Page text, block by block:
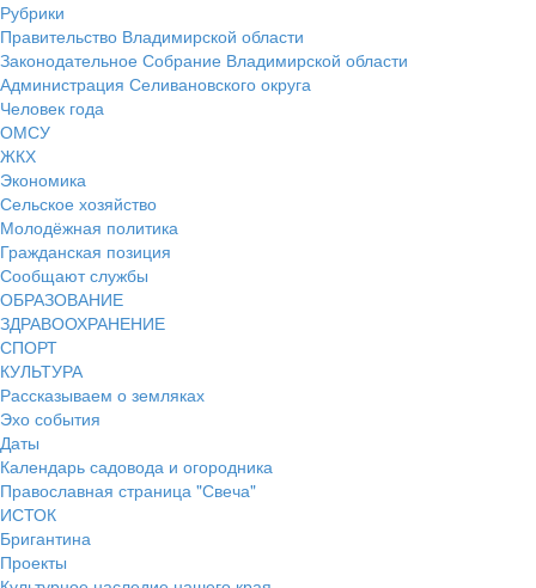
Рубрики
Правительство Владимирской области
Законодательное Собрание Владимирской области
Администрация Селивановского округа
Человек года
ОМСУ
ЖКХ
Экономика
Сельское хозяйство
Молодёжная политика
Гражданская позиция
Сообщают службы
ОБРАЗОВАНИЕ
ЗДРАВООХРАНЕНИЕ
СПОРТ
КУЛЬТУРА
Рассказываем о земляках
Эхо события
Даты
Календарь садовода и огородника
Православная страница "Свеча"
ИСТОК
Бригантина
Проекты